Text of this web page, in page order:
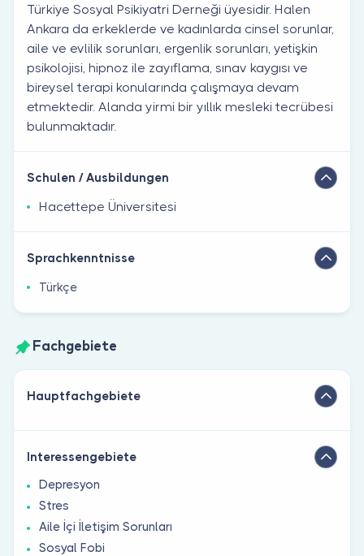
Türkiye Sosyal Psikiyatri Derneği üyesidir. Halen
Ankara da erkeklerde ve kadınlarda cinsel sorunlar,
aile ve evlilik sorunları, ergenlik sorunları, yetişkin
psikolojisi, hipnoz ile zayıflama, sınav kaygısı ve
bireysel terapi konularında çalışmaya devam
etmektedir. Alanda yirmi bir yıllık mesleki tecrübesi
bulunmaktadır.
Schulen / Ausbildungen
Hacettepe Üniversitesi
Sprachkenntnisse
Türkçe
Fachgebiete
Hauptfachgebiete
Interessengebiete
Depresyon
Stres
Aile İçi İletişim Sorunları
Sosyal Fobi